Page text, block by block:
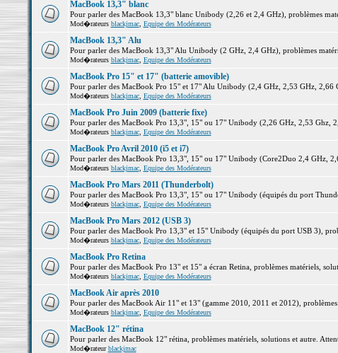
MacBook 13,3" blanc
Pour parler des MacBook 13,3" blanc Unibody (2,26 et 2,4 GHz), problèmes
Mod�rateurs blackjmac, Equipe des Modérateurs
MacBook 13,3" Alu
Pour parler des MacBook 13,3" Alu Unibody (2 GHz, 2,4 GHz), problèmes
Mod�rateurs blackjmac, Equipe des Modérateurs
MacBook Pro 15" et 17" (batterie amovible)
Pour parler des MacBook Pro 15" et 17" Alu Unibody (2,4 GHz, 2,53 GHz, 2,66
Mod�rateurs blackjmac, Equipe des Modérateurs
MacBook Pro Juin 2009 (batterie fixe)
Pour parler des MacBook Pro 13,3", 15" ou 17" Unibody (2,26 GHz, 2,53 Ghz,
Mod�rateurs blackjmac, Equipe des Modérateurs
MacBook Pro Avril 2010 (i5 et i7)
Pour parler des MacBook Pro 13,3", 15" ou 17" Unibody (Core2Duo 2,4 GHz,
Mod�rateurs blackjmac, Equipe des Modérateurs
MacBook Pro Mars 2011 (Thunderbolt)
Pour parler des MacBook Pro 13,3", 15" ou 17" Unibody (équipés du port
Mod�rateurs blackjmac, Equipe des Modérateurs
MacBook Pro Mars 2012 (USB 3)
Pour parler des MacBook Pro 13,3" et 15" Unibody (équipés du port USB 3),
Mod�rateurs blackjmac, Equipe des Modérateurs
MacBook Pro Retina
Pour parler des MacBook Pro 13" et 15" a écran Retina, problèmes matériels,
Mod�rateurs blackjmac, Equipe des Modérateurs
MacBook Air après 2010
Pour parler des MacBook Air 11" et 13" (gamme 2010, 2011 et 2012), problèmes
Mod�rateurs blackjmac, Equipe des Modérateurs
MacBook 12" rétina
Pour parler des MacBook 12" rétina, problèmes matériels, solutions et autre.
Mod�rateurblackjmac